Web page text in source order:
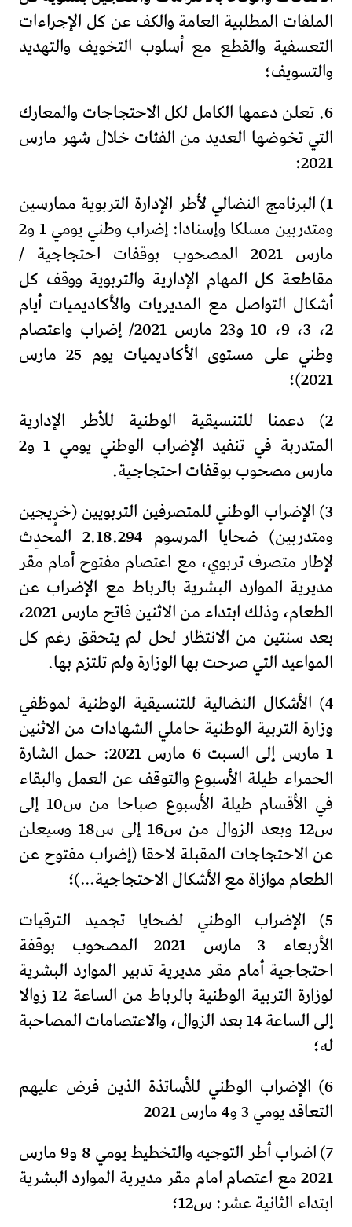
الملفات المطلبية العامة والكف عن كل الإجراءات
التعسفية والقطع مع أسلوب التخويف والتهديد
والتسويف؛
6. تعلن دعمها الكامل لكل الاحتجاجات والمعارك
التي تخوضها العديد من الفئات خلال شهر مارس
2021:
1) البرنامج النضالي لأطر الإدارة التربوية ممارسين
ومتدربين مسلكا وإسنادا: إضراب وطني يومي 1 و2
مارس 2021 المصحوب بوقفات احتجاجية /
مقاطعة كل المهام الإدارية والتربوية ووقف كل
أشكال التواصل مع المديريات والأكاديميات أيام
2، 3، 9، 10 و23 مارس 2021/ إضراب واعتصام
وطني على مستوى الأكاديميات يوم 25 مارس
2021)؛
2) دعمنا للتنسيقية الوطنية للأطر الإدارية
المتدربة في تنفيد الإضراب الوطني يومي 1 و2
مارس مصحوب بوقفات احتجاجية.
3) الإضراب الوطني للمتصرفين التربويين (خريجين
ومتدربين) ضحايا المرسوم 2.18.294 المُحدِث
لإطار متصرف تربوي، مع اعتصام مفتوح أمام مقر
مديرية الموارد البشرية بالرباط مع الإضراب عن
الطعام، وذلك ابتداء من الاثنين فاتح مارس 2021،
بعد سنتين من الانتظار لحل لم يتحقق رغم كل
المواعيد التي صرحت بها الوزارة ولم تلتزم بها.
4) الأشكال النضالية للتنسيقية الوطنية لموظفي
وزارة التربية الوطنية حاملي الشهادات من الاثنين
1 مارس إلى السبت 6 مارس 2021: حمل الشارة
الحمراء طيلة الأسبوع والتوقف عن العمل والبقاء
في الأقسام طيلة الأسبوع صباحا من س10 إلى
س12 وبعد الزوال من س16 إلى س18 وسيعلن
عن الاحتجاجات المقبلة لاحقا (إضراب مفتوح عن
الطعام موازاة مع الأشكال الاحتجاجية…)؛
5) الإضراب الوطني لضحايا تجميد الترقيات
الأربعاء 3 مارس 2021 المصحوب بوقفة
احتجاجية أمام مقر مديرية تدبير الموارد البشرية
لوزارة التربية الوطنية بالرباط من الساعة 12 زوالا
إلى الساعة 14 بعد الزوال، والاعتصامات المصاحبة
له؛
6) الإضراب الوطني للأساتذة الذين فرض عليهم
التعاقد يومي 3 و4 مارس 2021
7) اضراب أطر التوجيه والتخطيط يومي 8 و9 مارس
2021 مع اعتصام امام مقر مديرية الموارد البشرية
ابتداء الثانية عشر: س12؛